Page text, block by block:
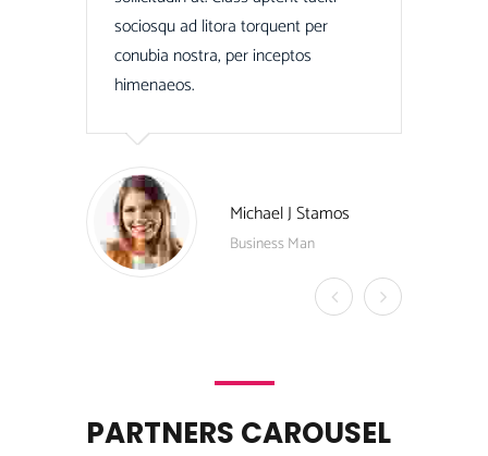
sociosqu ad litora torquent per
conubia nostra, per inceptos
himenaeos.
Michael J Stamos
Business Man
PARTNERS CAROUSEL